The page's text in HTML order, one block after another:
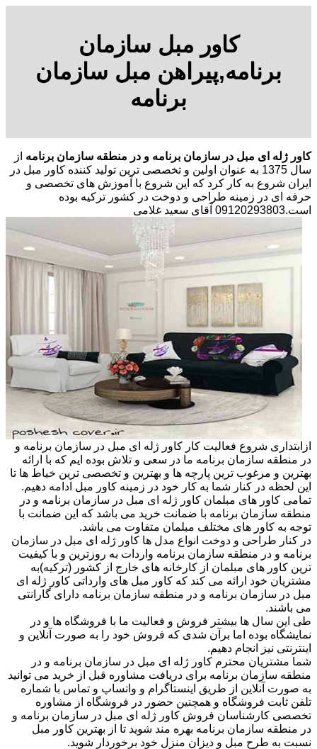
کاور مبل سازمان
برنامه,پیراهن مبل سازمان
برنامه
کاور ژله ای مبل در سازمان برنامه و در منطقه سازمان برنامه از
سال 1375 به عنوان اولین و تخصصی ترین تولید کننده کاور مبل در
ایران شروع به کار کرد که این شروع با آموزش های تخصصی و
حرفه ای در زمینه طراحی و دوخت در کشور ترکیه بوده
است.09120293803 آقای سعید غلامی
ازابتداری شروع فعالیت کار کاور ژله ای مبل در سازمان برنامه و
در منطقه سازمان برنامه ما در سعی و تلاش بوده ایم که با ارائه
بهترین و مرغوب ترین پارچه ها و بهترین و تخصصی ترین خیاط ها تا
این لحظه در کنار شما به کار خود در زمینه کاور مبل ادامه دهیم.
تمامی کاور های مبلمان کاور ژله ای مبل در سازمان برنامه و در
منطقه سازمان برنامه با ضمانت خرید می باشد که این ضمانت با
توجه به کاور های مختلف مبلمان متفاوت می باشد.
در کنار طراحی و دوخت انواع مدل ها کاور ژله ای مبل در سازمان
برنامه و در منطقه سازمان برنامه واردات به روزترین و با کیفیت
ترین کاور های مبلمان از کارخانه های خارج از کشور (ترکیه)به
مشتریان خود ارائه می کند که کاور مبل های وارداتی کاور ژله ای
مبل در سازمان برنامه و در منطقه سازمان برنامه دارای گارانتی
می باشند.
طی این سال ها بیشتر فروش و فعالیت ما با فروشگاه ها و در
نمایشگاه بوده اما برآن شدی که فروش خود را به صورت آنلاین و
اینترنتی نیز انجام دهیم.
شما مشتریان محترم کاور ژله ای مبل در سازمان برنامه و در
منطقه سازمان برنامه برای دریافت مشاوره قبل از خرید می توانید
به صورت آنلاین از طریق اینستاگرام و واتساپ و تماس با شماره
تلفن ثابت فروشگاه و همچنین حضور در فروشگاه از مشاوره
تخصصی کارشناسان فروش کاور ژله ای مبل در سازمان برنامه و
در منطقه سازمان برنامه بهره مند شوید تا از بهترین کاور مبل
نسبت به طرح مبل و دیزان منزل خود برخوردار شوید.